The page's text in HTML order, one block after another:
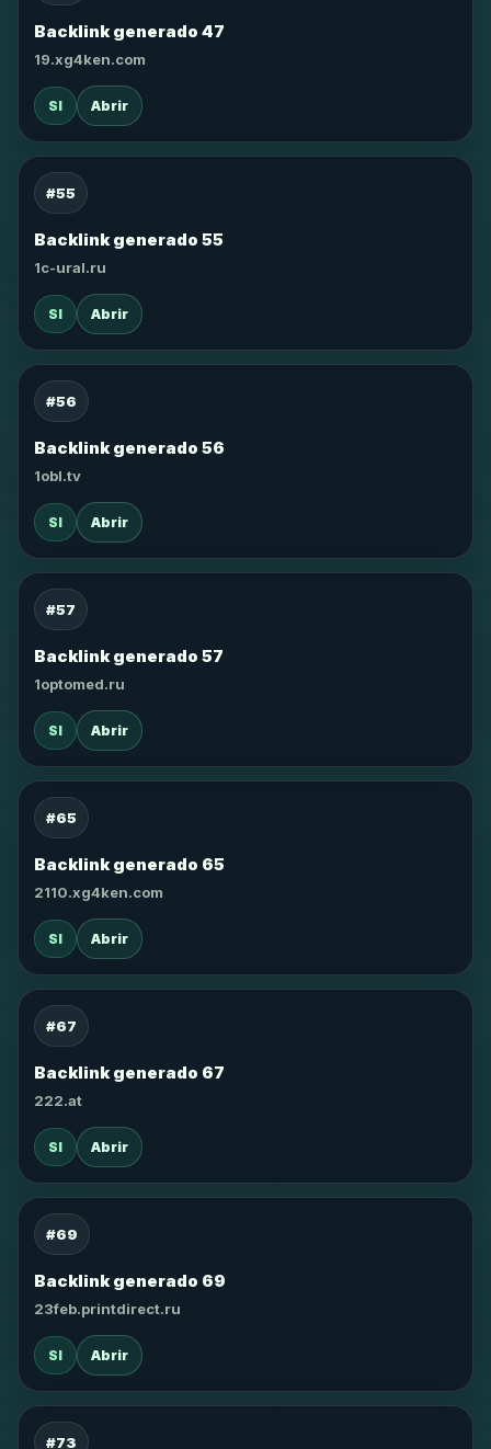
Backlink generado 47
19.xg4ken.com
SI Abrir
#55
Backlink generado 55
1c-ural.ru
SI Abrir
#56
Backlink generado 56
1obl.tv
SI Abrir
#57
Backlink generado 57
1optomed.ru
SI Abrir
#65
Backlink generado 65
2110.xg4ken.com
SI Abrir
#67
Backlink generado 67
222.at
SI Abrir
#69
Backlink generado 69
23feb.printdirect.ru
SI Abrir
#73